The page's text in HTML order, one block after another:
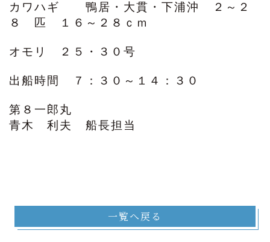
カワハギ 鴨居・大貫・下浦沖 ２～２
８ 匹 １６～２８ｃｍ
オモリ ２５・３０号
出船時間 ７：３０～１４：３０
第８一郎丸
青木 利夫 船長担当
一覧へ戻る